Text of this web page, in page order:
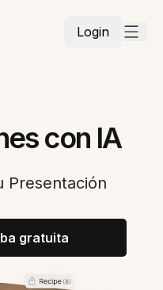
Login
con IA
Presentación
gratuita